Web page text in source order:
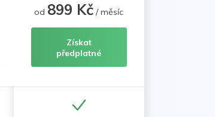
od 899 Kč / měsíc
Získat
předplatné